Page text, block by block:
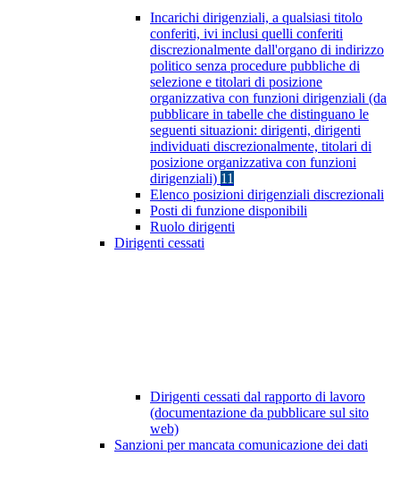
Incarichi dirigenziali, a qualsiasi titolo
conferiti, ivi inclusi quelli conferiti
discrezionalmente dall'organo di indirizzo
politico senza procedure pubbliche di
selezione e titolari di posizione
organizzativa con funzioni dirigenziali (da
pubblicare in tabelle che distinguano le
seguenti situazioni: dirigenti, dirigenti
individuati discrezionalmente, titolari di
posizione organizzativa con funzioni
dirigenziali) 11
Elenco posizioni dirigenziali discrezionali
Posti di funzione disponibili
Ruolo dirigenti
Dirigenti cessati
Dirigenti cessati dal rapporto di lavoro
(documentazione da pubblicare sul sito
web)
Sanzioni per mancata comunicazione dei dati